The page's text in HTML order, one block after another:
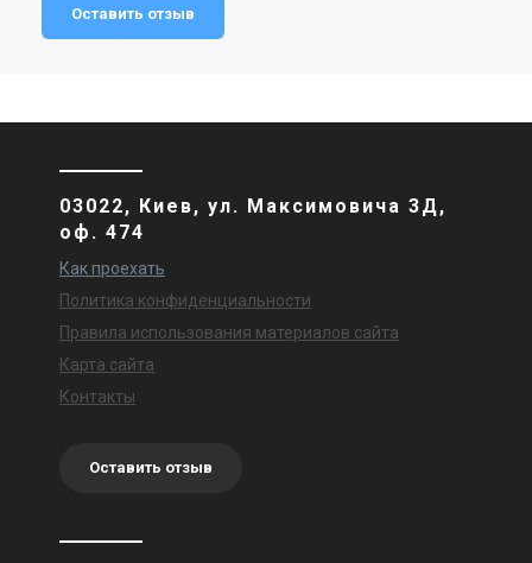
Оставить отзыв
03022, Киев, ул. Максимовича 3Д,
оф. 474
Как проехать
Политика конфиденциальности
Правила использования материалов сайта
Карта сайта
Контакты
Оставить отзыв